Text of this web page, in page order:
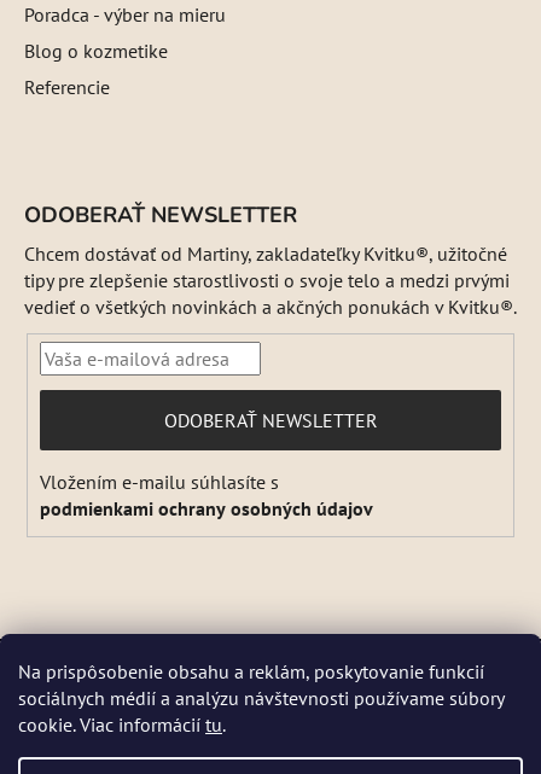
Na prispôsobenie obsahu a reklám, poskytovanie funkcií
sociálnych médií a analýzu návštevnosti používame súbory
cookie. Viac informácií tu.
DŇA 5 a 6 AUGUSTA NEBUDEME ODOSIELAŤ ŽIADNE ZÁSIELKY. ☀️
Letná prevádzka: Počas horúcich dní chránime kvalitu našich výrobkov,
Poradca - výber na mieru
Blog o kozmetike
Referencie
ODOBERAŤ NEWSLETTER
Chcem dostávať od Martiny, zakladateľky Kvitku®, užitočné
tipy pre zlepšenie starostlivosti o svoje telo a medzi prvými
vedieť o všetkých novinkách a akčných ponukách v Kvitku®.
PRIHLÁSIŤ
SA
ODOBERAŤ NEWSLETTER
Vložením e-mailu súhlasíte s
podmienkami ochrany osobných údajov
Vytvoril Shoptet a
Adatelier
Copyright 2026 Kvitok. Všetky práva vyhradené.Upraviť
nastavenie cookies